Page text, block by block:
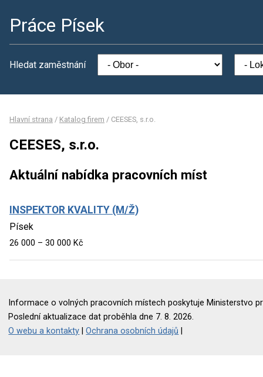
Práce Písek
Hledat zaměstnání
Hlavní strana / Katalog firem / CEESES, s.r.o.
CEESES, s.r.o.
Aktuální nabídka pracovních míst
INSPEKTOR KVALITY (M/Ž)
Písek
26 000 – 30 000 Kč
Informace o volných pracovních místech poskytuje Ministerstvo
Poslední aktualizace dat proběhla dne 7. 8. 2026.
O webu a kontakty |Ochrana osobních údajů